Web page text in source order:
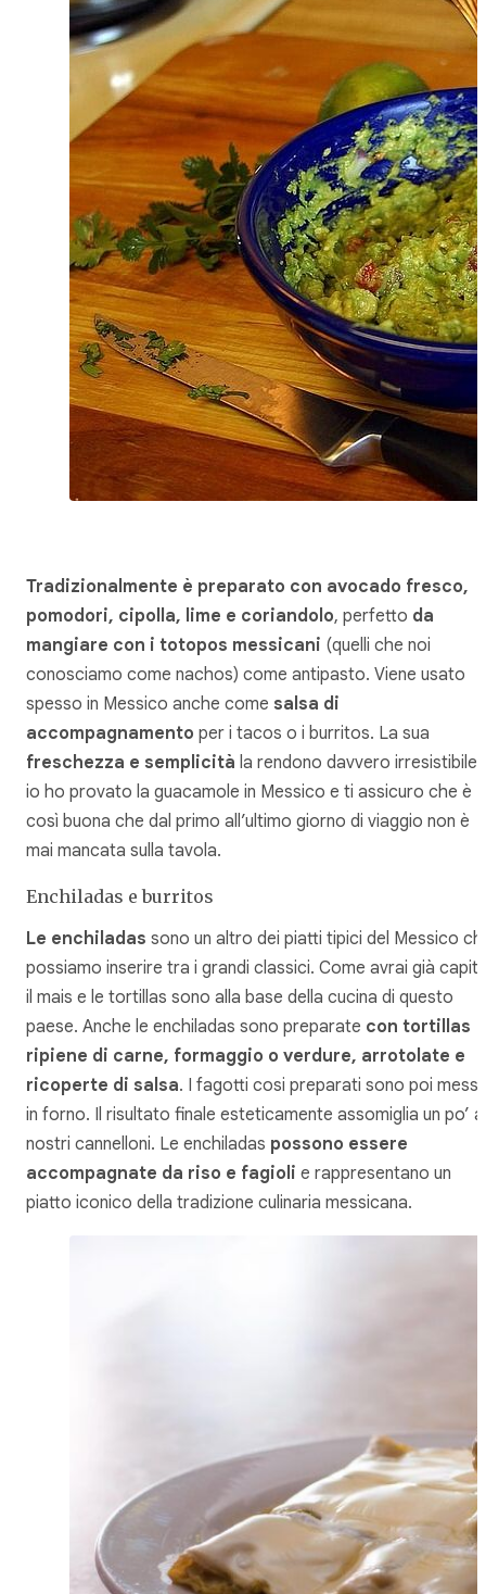
Tradizionalmente è preparato con avocado fresco,
pomodori, cipolla, lime e coriandolo, perfetto da
mangiare con i totopos messicani (quelli che noi
conosciamo come nachos) come antipasto. Viene usato
spesso in Messico anche come salsa di
accompagnamento per i tacos o i burritos. La sua
freschezza e semplicità la rendono davvero irresistibile:
io ho provato la guacamole in Messico e ti assicuro che è
così buona che dal primo all’ultimo giorno di viaggio non è
mai mancata sulla tavola.
Enchiladas e burritos
Le enchiladas sono un altro dei piatti tipici del Messico
possiamo inserire tra i grandi classici. Come avrai già
il mais e le tortillas sono alla base della cucina di questo
paese. Anche le enchiladas sono preparate con tortillas
ripiene di carne, formaggio o verdure, arrotolate e
ricoperte di salsa. I fagotti cosi preparati sono poi messi
in forno. Il risultato finale esteticamente assomiglia un po’ ai
nostri cannelloni. Le enchiladas possono essere
accompagnate da riso e fagioli e rappresentano un
piatto iconico della tradizione culinaria messicana.